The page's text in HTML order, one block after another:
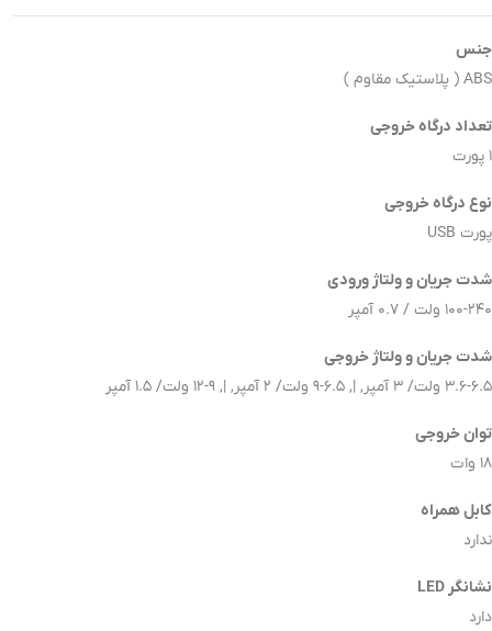
جنس
ABS ( پلاستیک مقاوم )
تعداد درگاه خروجی
1 پورت
نوع درگاه خروجی
پورت USB
شدت جریان و ولتاژ ورودی
100-240 ولت / 0.7 آمپر
شدت جریان و ولتاژ خروجی
3.6-6.5 ولت/ 3 آمپر, |, 6.5-9 ولت/ 2 آمپر, |, 9-12 ولت/ 1.5 آمپر
توان خروجی
18 وات
کابل همراه
ندارد
نشانگر LED
دارد